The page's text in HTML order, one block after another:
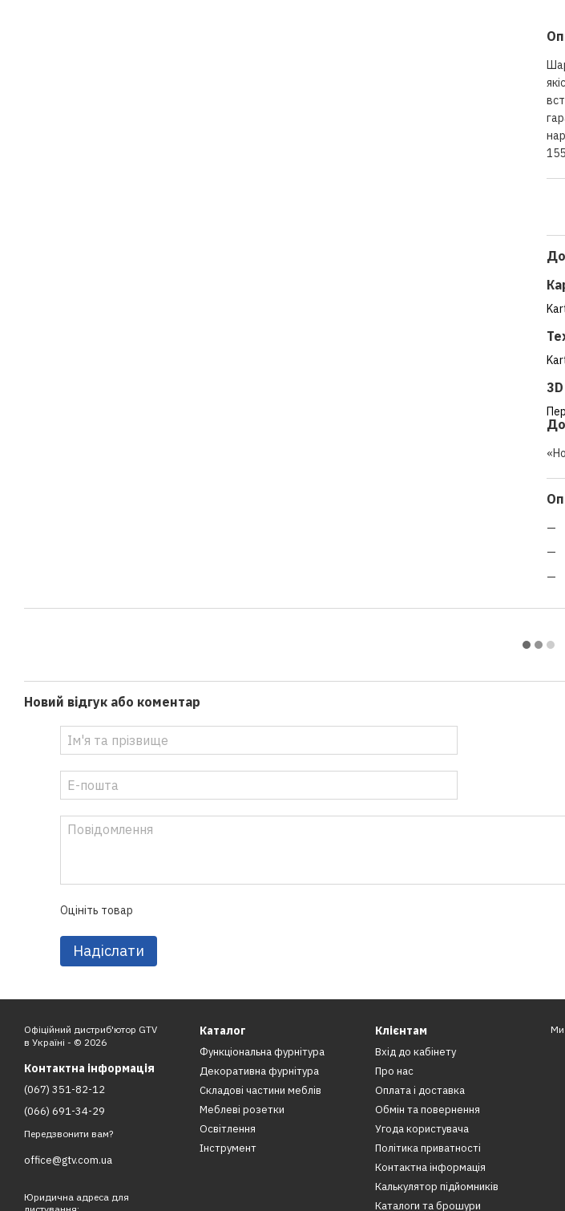
Новий відгук або коментар
Оцініть товар
Надіслати
Офіційний дистриб'ютор GTV
в Україні - © 2026
Контактна інформація
(067) 351-82-12
(066) 691-34-29
Передзвонити вам?
office@gtv.com.ua
Юридична адреса для
Каталог
Функціональна фурнітура
Декоративна фурнітура
Складові частини меблів
Меблеві розетки
Освітлення
Інструмент
Клієнтам
Вхід до кабінету
Про нас
Оплата і доставка
Обмін та повернення
Угода користувача
Політика приватності
Контактна інформація
​Калькулятор підйомників
Каталоги та брошури
Ми